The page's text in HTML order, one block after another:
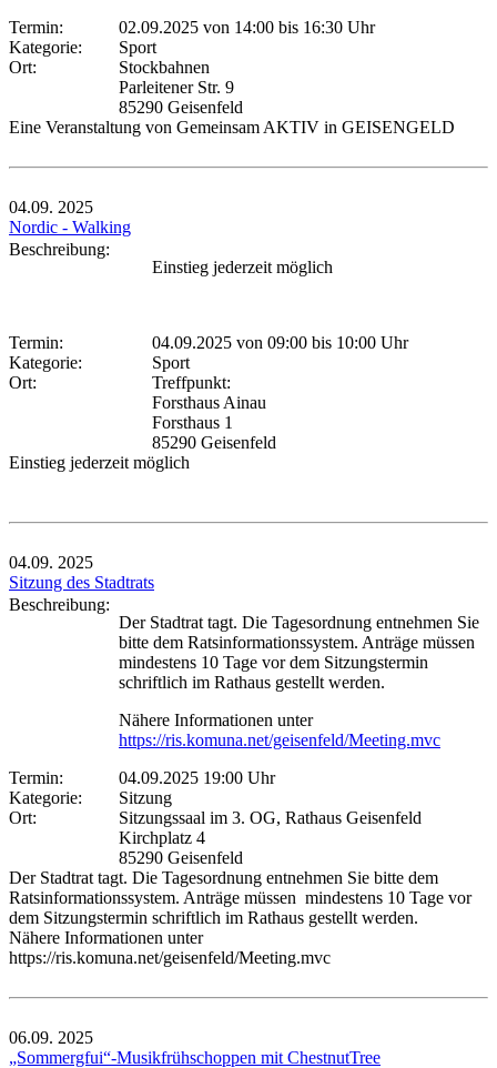
Termin:
02.09.2025 von 14:00 bis 16:30 Uhr
Kategorie:
Sport
Ort:
Stockbahnen
Parleitener Str. 9
85290 Geisenfeld
Eine Veranstaltung von Gemeinsam AKTIV in GEISENGELD
04.09. 2025
Nordic - Walking
Beschreibung:
Einstieg jederzeit möglich
Termin: 04.09.2025 von 09:00 bis 10:00 Uhr
Kategorie:
Sport
Ort:
Treffpunkt:
Forsthaus Ainau
Forsthaus 1
85290 Geisenfeld
Einstieg jederzeit möglich
04.09. 2025
Sitzung des Stadtrats
Beschreibung:
Der Stadtrat tagt. Die Tagesordnung entnehmen Sie
bitte dem Ratsinformationssystem. Anträge müssen
mindestens 10 Tage vor dem Sitzungstermin
schriftlich im Rathaus gestellt werden.
Nähere Informationen unter
https://ris.komuna.net/geisenfeld/Meeting.mvc
Termin:
04.09.2025 19:00 Uhr
Kategorie:
Sitzung
Ort:
Sitzungssaal im 3. OG, Rathaus Geisenfeld
Kirchplatz 4
85290 Geisenfeld
Der Stadtrat tagt. Die Tagesordnung entnehmen Sie bitte dem
Ratsinformationssystem. Anträge müssen mindestens 10 Tage vor
dem Sitzungstermin schriftlich im Rathaus gestellt werden.
Nähere Informationen unter
https://ris.komuna.net/geisenfeld/Meeting.mvc
06.09. 2025
„Sommergfui“-Musikfrühschoppen mit ChestnutTree